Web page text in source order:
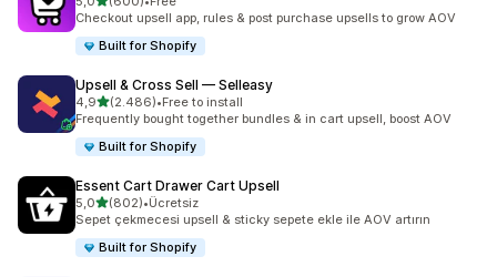
toplam 600 değerlendirme
Checkout upsell app, rules & post purchase upsells to grow AOV
Built for Shopify
Upsell & Cross Sell — Selleasy
4,95 yıldız üzerinden
(2.486)
toplam 2486 değerlendirme
•Free to install
Frequently bought together bundles & in cart upsell, boost AOV
Built for Shopify
Essent Cart Drawer Cart Upsell
5,05 yıldız üzerinden
(802)
toplam 802 değerlendirme
•Ücretsiz
Sepet çekmecesi upsell & sticky sepete ekle ile AOV artırın
Built for Shopify